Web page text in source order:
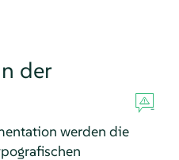
der
werden die